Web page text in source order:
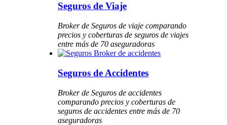
Seguros de Viaje
Broker de Seguros de viaje comparando
precios y coberturas de seguros de viajes
entre más de 70 aseguradoras
Seguros de Accidentes
Broker de Seguros de accidentes
comparando precios y coberturas de
seguros de accidentes entre más de 70
aseguradoras